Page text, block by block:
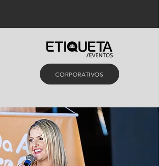
CORPORATIVOS